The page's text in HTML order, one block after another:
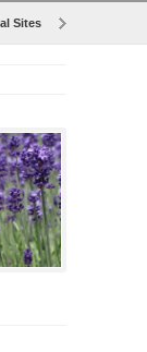
Sites